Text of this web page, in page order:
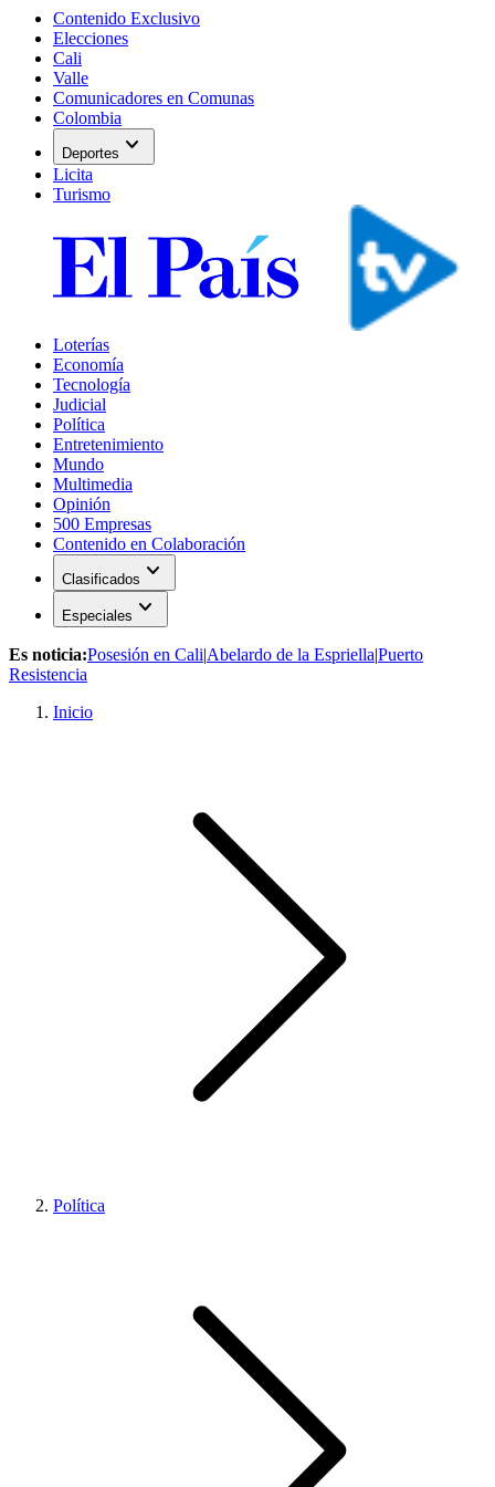
Contenido Exclusivo
Elecciones
Cali
Valle
Comunicadores en Comunas
Colombia
Deportes expand_more
Licita
Turismo
Loterías
Economía
Tecnología
Judicial
Política
Entretenimiento
Mundo
Multimedia
Opinión
500 Empresas
Contenido en Colaboración
Clasificados expand_more
Especiales expand_more
Es noticia:Posesión en Cali|Abelardo de la Espriella|Puerto
Resistencia
Inicio
Política